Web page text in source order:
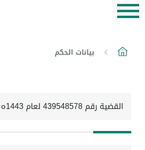
بيانات الحكم
القضية رقم 439548578 لعام 1443ه